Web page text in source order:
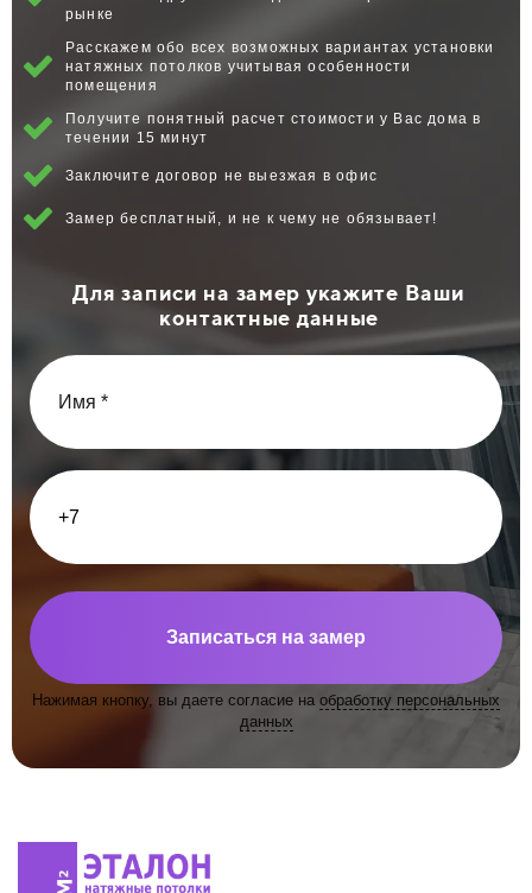
рынке
Расскажем обо всех возможных вариантах установки
натяжных потолков учитывая особенности
помещения
Получите понятный расчет стоимости у Вас дома в
течении 15 минут
Заключите договор не выезжая в офис
Замер бесплатный, и не к чему не обязывает!
Для записи на замер укажите Ваши
контактные данные
Записаться на замер
Нажимая кнопку, вы даете согласие на обработку персональных
данных